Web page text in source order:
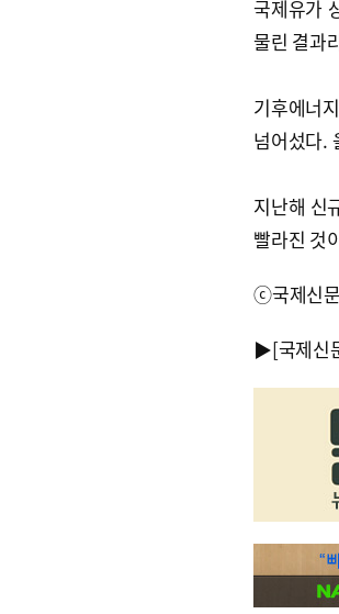
국제유가
물린 결과
기후에너
넘어섰다.
지난해 신
빨라진 것
ⓒ국제신
▶[국제신